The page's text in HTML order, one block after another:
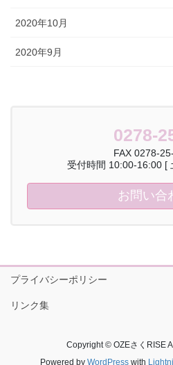
2020年10月
2020年9月
0278-
FAX 0278-
受付時間 10:00-16:00 [
お問い合
プライバシーポリシー
リンク集
Copyright © OZEさくRISE
Powered by WordPresswith